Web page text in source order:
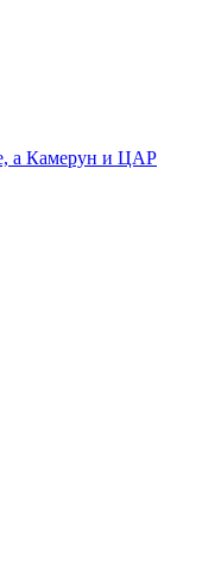
а Камерун и ЦАР